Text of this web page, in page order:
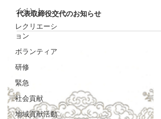
イベント
レクリエーシ
ョン
ボランティア
研修
緊急
社会貢献
地域貢献活動
代表取締役交代のお知らせ